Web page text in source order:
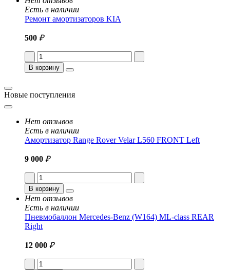
Есть в наличии
Ремонт амортизаторов KIA
500 ₽
В корзину
Новые поступления
Нет отзывов
Есть в наличии
Амортизатор Range Rover Velar L560 FRONT Left
9 000 ₽
В корзину
Нет отзывов
Есть в наличии
Пневмобаллон Mercedes-Benz (W164) ML-class REAR
Right
12 000 ₽